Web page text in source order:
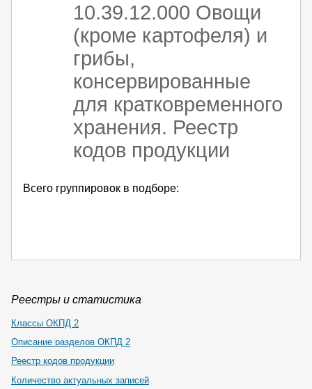
10.39.12.000 Овощи
(кроме картофеля) и
грибы,
консервированные
для кратковременного
хранения. Реестр
кодов продукции
Всего группировок в подборе:
Реестры и статистика
Классы ОКПД 2
Описание разделов ОКПД 2
Реестр кодов продукции
Количество актуальных записей